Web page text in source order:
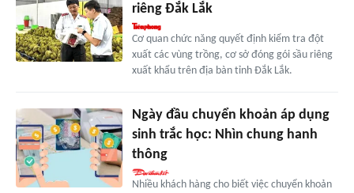
riêng Đắk Lắk
Cơ quan chức năng quyết định kiểm tra đột
xuất các vùng trồng, cơ sở đóng gói sầu riêng
xuất khẩu trên địa bàn tỉnh Đắk Lắk.
Ngày đầu chuyển khoản áp dụng
sinh trắc học: Nhìn chung hanh
thông
Nhiều khách hàng cho biết việc chuyển khoản